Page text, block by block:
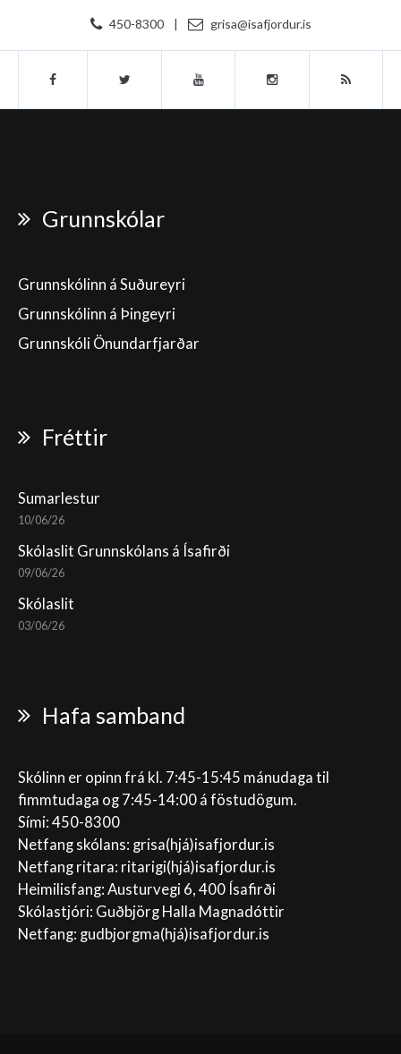
450-8300 | grisa@isafjordur.is
Grunnskólar
Grunnskólinn á Suðureyri
Grunnskólinn á Þingeyri
Grunnskóli Önundarfjarðar
Fréttir
Sumarlestur
10/06/26
Skólaslit Grunnskólans á Ísafirði
09/06/26
Skólaslit
03/06/26
Hafa samband
Skólinn er opinn frá kl. 7:45-15:45 mánudaga til
fimmtudaga og 7:45-14:00 á föstudögum.
Sími: 450-8300
Netfang skólans: grisa(hjá)isafjordur.is
Netfang ritara: ritarigi(hjá)isafjordur.is
Heimilisfang: Austurvegi 6, 400 Ísafirði
Skólastjóri: Guðbjörg Halla Magnadóttir
Netfang: gudbjorgma(hjá)isafjordur.is